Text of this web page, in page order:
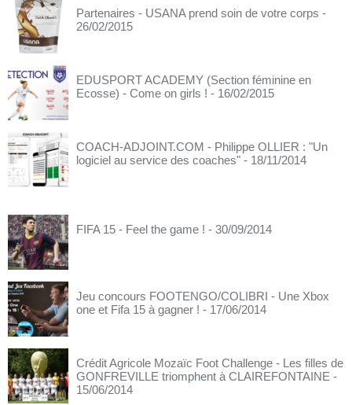
Partenaires - USANA prend soin de votre corps -
26/02/2015
EDUSPORT ACADEMY (Section féminine en
Ecosse) - Come on girls ! - 16/02/2015
COACH-ADJOINT.COM - Philippe OLLIER : "Un
logiciel au service des coaches" - 18/11/2014
FIFA 15 - Feel the game ! - 30/09/2014
Jeu concours FOOTENGO/COLIBRI - Une Xbox
one et Fifa 15 à gagner ! - 17/06/2014
Crédit Agricole Mozaïc Foot Challenge - Les filles de
GONFREVILLE triomphent à CLAIREFONTAINE -
15/06/2014